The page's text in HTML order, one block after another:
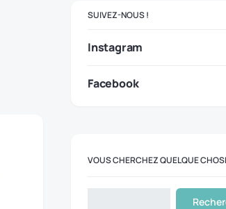
SUIVEZ-NOUS !
Instagram
Facebook
VOUS CHERCHEZ QUELQUE